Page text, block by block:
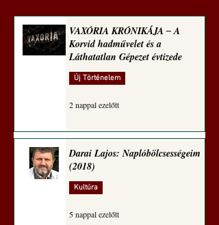
VAXÓRIA KRÓNIKÁJA ‒ A
Korvid hadművelet és a
Láthatatlan Gépezet évtizede
Új Történelem
2 nappal ezelőtt
Darai Lajos: Naplóbölcsességeim
(2018)
Kultúra
5 nappal ezelőtt